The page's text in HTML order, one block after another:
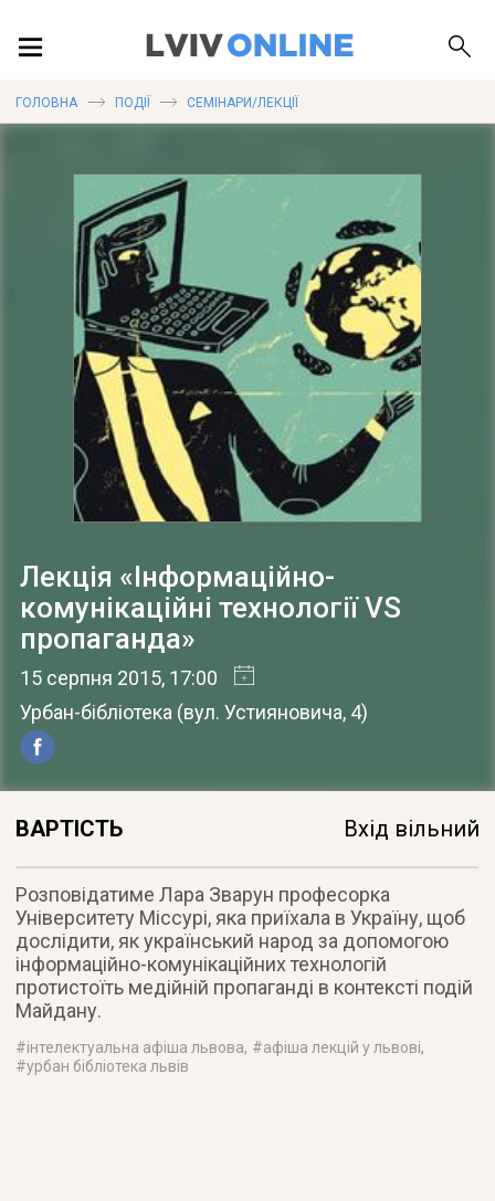
ПУБЛІКАЦІЇ
ДОВІДКА
ГОЛОВНА ПОДІЇ СЕМІНАРИ/ЛЕКЦІЇ
Лекція «Інформаційно-
комунікаційні технології VS
пропаганда»
15 серпня 2015, 17:00
Урбан-бібліотека (вул. Устияновича, 4)
ВАРТІСТЬ Вхід вільний
Розповідатиме Лара Зварун професорка
Університету Міссурі, яка приїхала в Україну, щоб
дослідити, як український народ за допомогою
інформаційно-комунікаційних технологій
протистоїть медійній пропаганді в контексті подій
Майдану.
#інтелектуальна афіша львова, #афіша лекцій у львові,
#урбан бібліотека львів